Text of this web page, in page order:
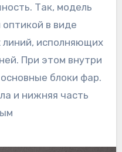
Так, модель
в виде
линий, исполняющих
При этом внутри
блоки фар.
и нижняя часть